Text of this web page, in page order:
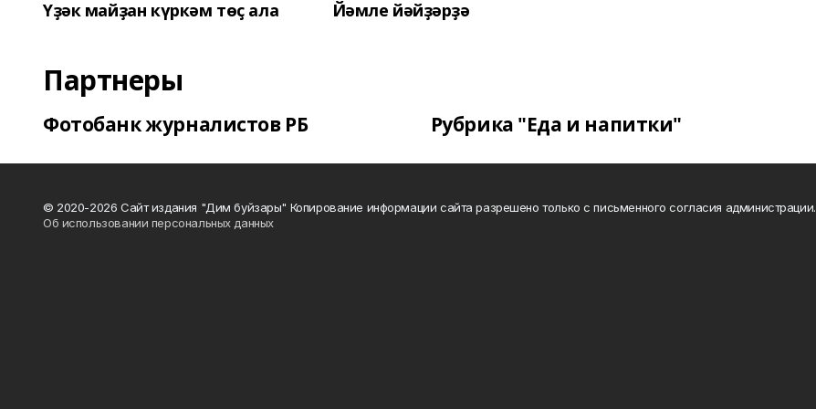
Үҙәк майҙан күркәм төҫ ала Йәмле йәйҙәрҙә
Партнеры
Фотобанк журналистов РБ Рубрика "Еда и напитки"
© 2020-2026 Сайт издания "Дим буйзары" Копирование информации сайта разрешено только с письменного согласия администрации.
Об использовании персональных данных